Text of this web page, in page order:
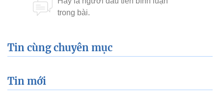
Tin cùng chuyên mục
Tin mới